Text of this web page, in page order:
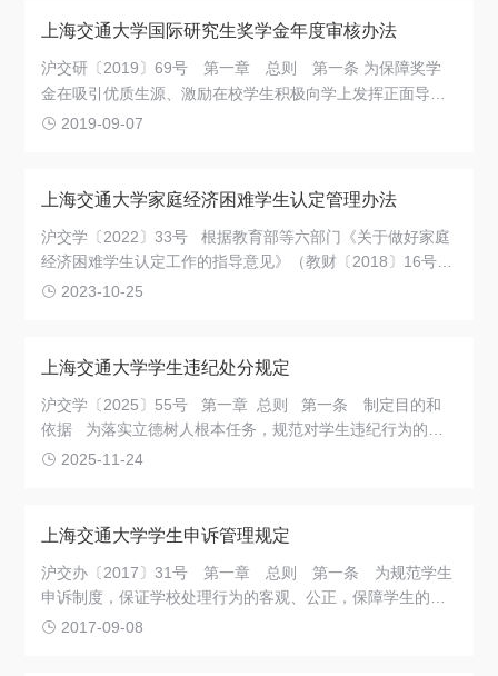
根据 《中华人民共和国教育法》和《中华人民共和国高等教
上海交通大学国际研究生奖学金年度审核办法
沪交研〔2019〕69号 第一章 总则
第一条 为保障奖学
金在吸引优质生源、激励在校学生积极向学上发挥正面导向
作用，规范国际研究生奖学金管理工作，参照《上海交通大
2019-09-07
上海交通大学家庭经济困难学生认定管理办法
沪交学〔2022〕33号 根据教育部等六部门《关于做好家庭
经济困难学生认定工作的指导意见》（教财〔2018〕16号）
的要求，结合我校实际情况，为进一步完善工作机制，规范
办法
2023-10-25
上海交通大学学生违纪处分规定
沪交学〔2025〕55号 第一章 总则 第一条 制定目的和
依据 为落实立德树人根本任务，规范对学生违纪行为的认
定和处理，建设优良的校风和学风，维护正常的办学秩序，
2025-11-24
上海交通大学学生申诉管理规定
沪交办〔2017〕31号 第一章 总则 第一条 为规范学生
申诉制度，保证学校处理行为的客观、公正，保障学生的合
法权益，根据《普通高等学校学生管理规定》和有关法律法
2017-09-08